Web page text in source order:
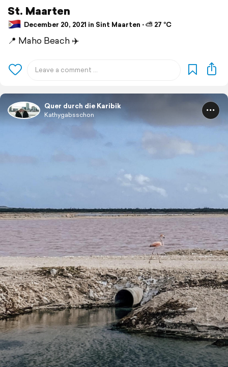
St. Maarten
December 20, 2021 in Sint Maarten ⋅ ⛅ 27 °C
📍 Maho Beach ✈️
Quer durch die Karibik
Kathygabsschon